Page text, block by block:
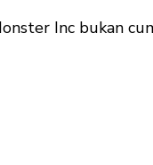
Inc bukan